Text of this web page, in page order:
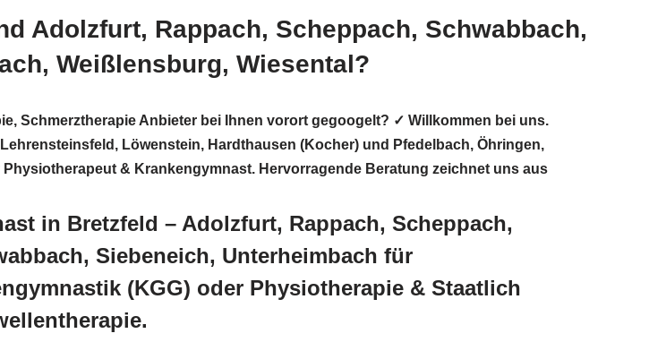
Adolzfurt, Rappach, Scheppach, Schwabbach,
Weißlensburg, Wiesental?
Schmerztherapie Anbieter bei Ihnen vorort gegoogelt? ✓ Willkommen bei uns.
Löwenstein, Hardthausen (Kocher) und Pfedelbach, Öhringen,
& Krankengymnast. Hervorragende Beratung zeichnet uns aus
in Bretzfeld – Adolzfurt, Rappach, Scheppach,
Siebeneich, Unterheimbach für
(KGG) oder Physiotherapie & Staatlich